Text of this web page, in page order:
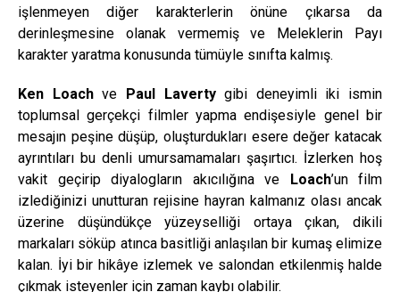
işlenmeyen diğer karakterlerin önüne çıkarsa da
derinleşmesine olanak vermemiş ve Meleklerin Payı
karakter yaratma konusunda tümüyle sınıfta kalmış.
Ken Loachve Paul Lavertygibi deneyimli iki ismin
toplumsal gerçekçi filmler yapma endişesiyle genel bir
mesajın peşine düşüp, oluşturdukları esere değer katacak
ayrıntıları bu denli umursamamaları şaşırtıcı. İzlerken hoş
vakit geçirip diyalogların akıcılığına ve Loach’un film
izlediğinizi unutturan rejisine hayran kalmanız olası ancak
üzerine düşündükçe yüzeyselliği ortaya çıkan, dikili
markaları söküp atınca basitliği anlaşılan bir kumaş elimize
kalan. İyi bir hikâye izlemek ve salondan etkilenmiş halde
çıkmak isteyenler için zaman kaybı olabilir.